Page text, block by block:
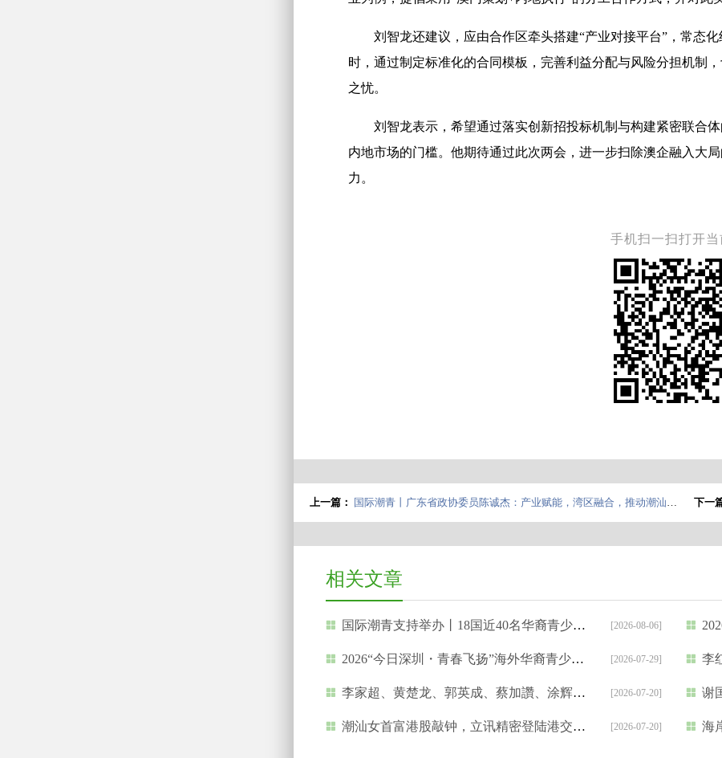
刘智龙还建议，应由合作区牵头搭建“产业对接平台”，常态
时，通过制定标准化的合同模板，完善利益分配与风险分担机制
之忧。
刘智龙表示，希望通过落实创新招投标机制与构建紧密联合
内地市场的门槛。他期待通过此次两会，进一步扫除澳企融入大
力。
手机扫一扫打开当
上一篇： 国际潮青丨广东省政协委员陈诚杰：产业赋能，湾区融合，推动潮汕英歌舞传承创新及产业融合发展 下一
相关文章
国际潮青支持举办丨18国近40名华裔青少年开启深圳“APEC之约” [2026-08-06]
2026“今日深圳・青春飞扬”海外华裔青少年中文夏令营开营 [2026-07-29] 李红
李家超、黄楚龙、郭英成、蔡加讚、涂辉龙等出席 | 星岛新闻集团“2025杰出领袖选举”颁奖礼 [2026-07-20] 谢国民
潮汕女首富港股敲钟，立讯精密登陆港交所，市值超4871亿港元! [2026-07-20] 海岸